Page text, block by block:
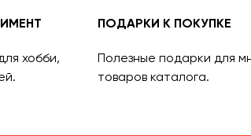
хобби,
ПОДАРКИ К ПОКУПКЕ
Полезные подарки для
товаров каталога.